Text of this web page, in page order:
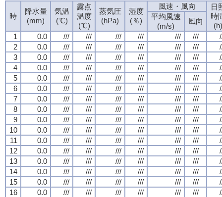
時
降水量
(mm)
気温
(℃)
露点
温度
(℃)
蒸気圧
(hPa)
湿度
(％)
風速・風向
日
時
(h)
平均風速
(m/s)
風向
1
0.0 /// /// /// /// /// ///
2
0.0 /// /// /// /// /// ///
3
0.0 /// /// /// /// /// ///
4
0.0 /// /// /// /// /// ///
5
0.0 /// /// /// /// /// ///
6
0.0 /// /// /// /// /// ///
7
0.0 /// /// /// /// /// ///
8
0.0 /// /// /// /// /// ///
9
0.0 /// /// /// /// /// ///
10
0.0 /// /// /// /// /// ///
11
0.0 /// /// /// /// /// ///
12
0.0 /// /// /// /// /// ///
13
0.0 /// /// /// /// /// ///
14
0.0 /// /// /// /// /// ///
15
0.0 /// /// /// /// /// ///
16
0.0 /// /// /// /// /// ///